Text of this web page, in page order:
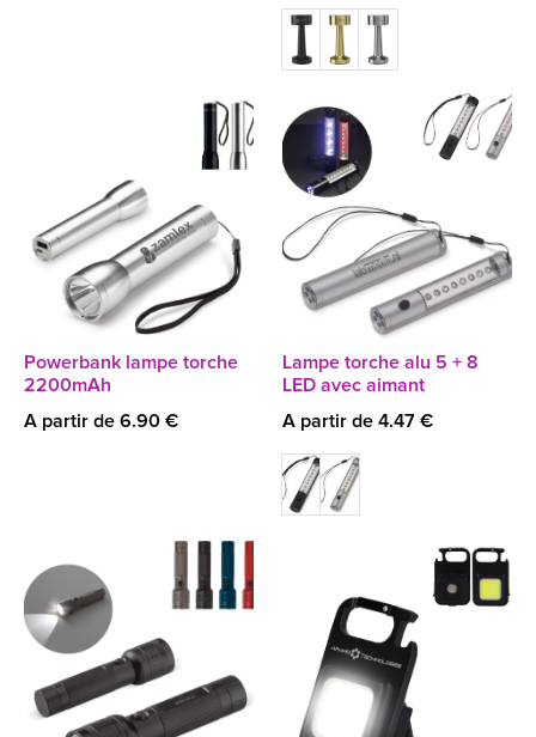
Powerbank lampe torche
2200mAh
A partir de 6.90 €
Lampe torche alu 5 + 8
LED avec aimant
A partir de 4.47 €